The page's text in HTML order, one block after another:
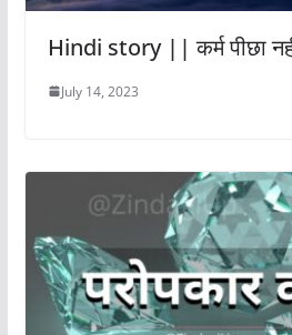
Hindi story || कर्म पीछा
July 14, 2023